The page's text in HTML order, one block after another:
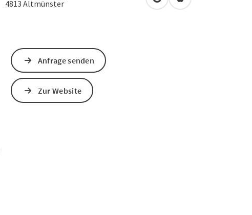
4813 Altmünster in Google Maps öffnen
in Apple Maps
Anfrage senden
Zur Website